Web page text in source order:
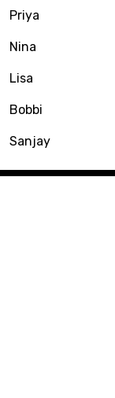
Priya
Nina
Lisa
Bobbi
Sanjay